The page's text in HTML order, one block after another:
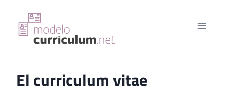
contenido
El curriculum vitae